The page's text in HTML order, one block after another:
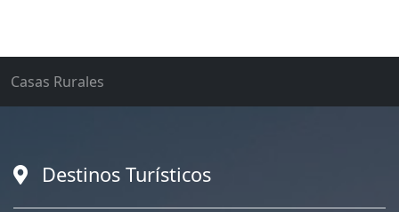
Casas Rurales
Destinos Turísticos